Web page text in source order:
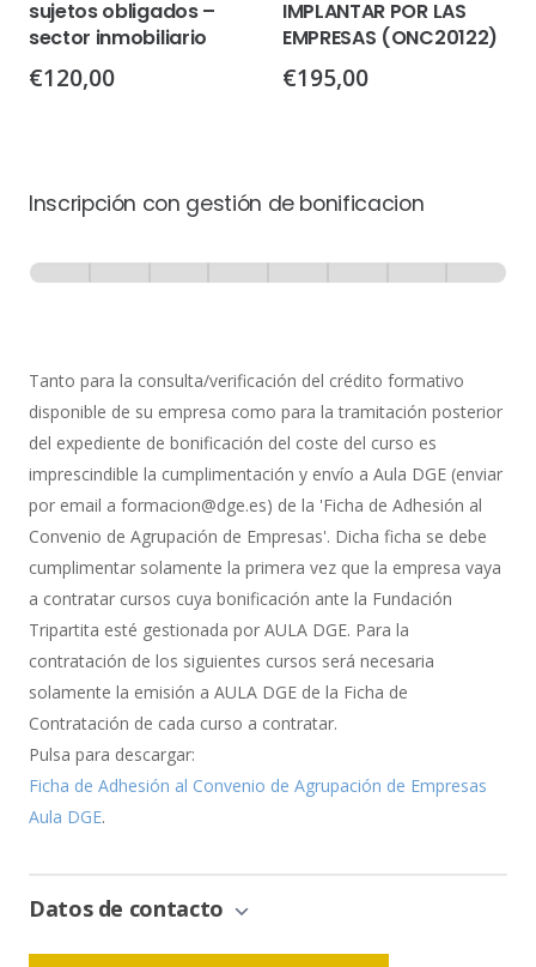
sujetos obligados –
sector inmobiliario
€120,00
IMPLANTAR POR LAS
EMPRESAS (ONC20122)
€195,00
Inscripción con gestión de bonificacion
-
de
Bonificación
Tanto para la consulta/verificación del crédito formativo
disponible de su empresa como para la tramitación posterior
del expediente de bonificación del coste del curso es
imprescindible la cumplimentación y envío a Aula DGE (enviar
por email a formacion@dge.es) de la 'Ficha de Adhesión al
Convenio de Agrupación de Empresas'. Dicha ficha se debe
cumplimentar solamente la primera vez que la empresa vaya
a contratar cursos cuya bonificación ante la Fundación
Tripartita esté gestionada por AULA DGE. Para la
contratación de los siguientes cursos será necesaria
solamente la emisión a AULA DGE de la Ficha de
Contratación de cada curso a contratar.
Pulsa para descargar:
Ficha de Adhesión al Convenio de Agrupación de Empresas
Aula DGE.
Datos de contacto